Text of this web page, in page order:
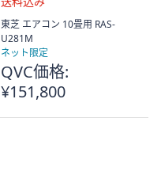
送
料
込
東芝 エアコン 10畳用 RAS-
U281M
ネット限定
QVC価格:
¥151,800